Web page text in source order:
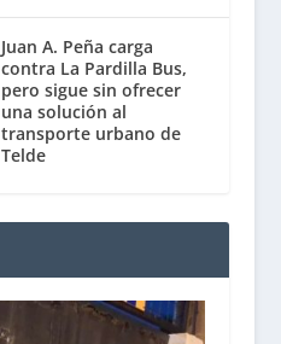
Juan A. Peña carga
contra La Pardilla Bus,
pero sigue sin ofrecer
una solución al
transporte urbano de
Telde